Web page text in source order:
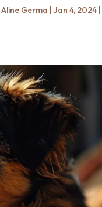
Aline Germa | Jan 4, 2024|